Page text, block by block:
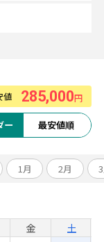
す！》
ジや、宿泊数の変
値 285,000円
ー 最安値順
1月 2月
金 土